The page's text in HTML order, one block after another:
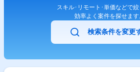
スキル･リモート･単価などで絞
効率よく案件を探せます
検索条件を変更